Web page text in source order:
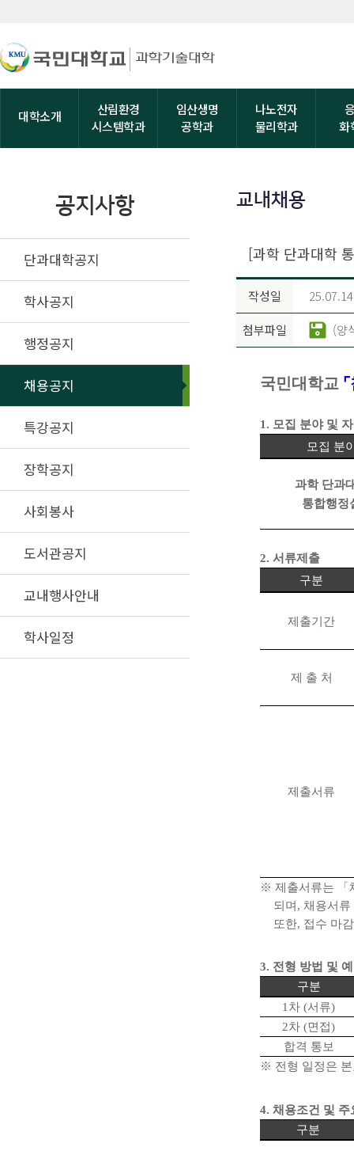
대학소개
산림환경
시스템학과
임산생명
공학과
나노전자
물리학과
화
공지사항
단과대학공지
학사공지
행정공지
채용공지
특강공지
장학공지
사회봉사
도서관공지
교내행사안내
학사일정
교내채용
[과학 단과대학
작성일 25.07.14
첨부파일 (양
국민대학교 ⌜
1. 모집 분야 및
모집 분
과학 단과
통합행정
2. 서류제출
구분
제출기간
제 출 처
제출서류
※ 제출서류는 「
되며 ,채용서류
또한, 접수 마
3. 전형 방법 및
구분
1 차 (서류)
2차 (면접)
합격 통보
※ 전형 일정은
4. 채용조건 및 주
구분